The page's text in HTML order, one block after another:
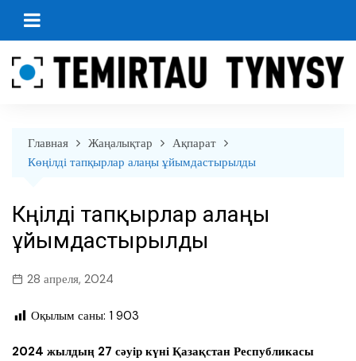
перейти
Главная Жаңалықтар
Ақпарат
Көңілді тапқырлар алаңы ұйымдастырылды
Көңілді тапқырлар алаңы
ұйымдастырылды
28 апреля, 2024
Оқылым саны: 1 903
2024 жылдың 27 сәуір күні Қазақстан Республикасы